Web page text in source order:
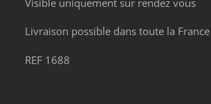
Livraison possible dans toute la France
REF 1688